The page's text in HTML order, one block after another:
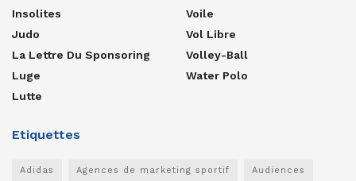
Insolites
Judo
La Lettre Du Sponsoring
Luge
Lutte
Voile
Vol Libre
Volley-Ball
Water Polo
Etiquettes
Adidas Agences de marketing sportif Audiences